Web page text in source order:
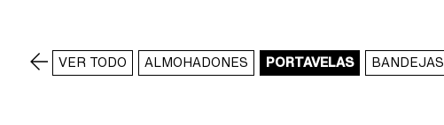
VER TODO ALMOHADONES PORTAVELAS BANDEJAS